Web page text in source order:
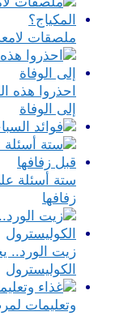
ملصقات
احذروا هذه
إلى الوفاة
ستة أسئلة
زفافها
زيت الورد..
الكوليسترول
وتعليمات